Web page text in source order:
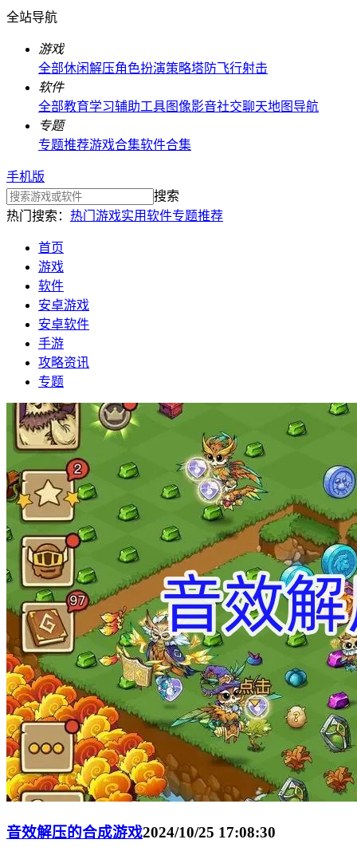
全站导航
游戏
全部休闲解压角色扮演策略塔防飞行射击
软件
全部教育学习辅助工具图像影音社交聊天地图导航
专题
专题推荐游戏合集软件合集
手机版
搜索
热门搜索： 热门游戏实用软件专题推荐
首页
游戏
软件
安卓游戏
安卓软件
手游
攻略资讯
专题
音效解压的合成游戏2024/10/25 17:08:30